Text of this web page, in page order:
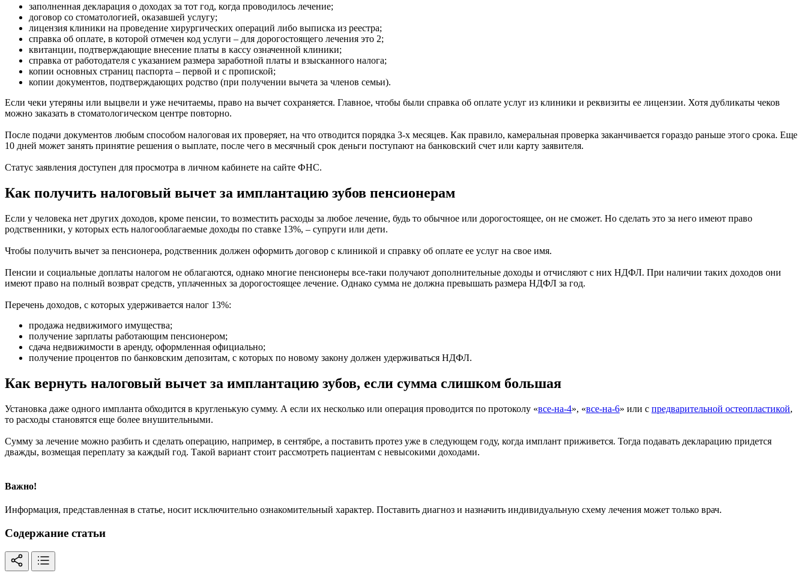
заполненная декларация о доходах за тот год, когда проводилось лечение;
договор со стоматологией, оказавшей услугу;
лицензия клиники на проведение хирургических операций либо выписка из реестра;
справка об оплате, в которой отмечен код услуги – для дорогостоящего лечения это 2;
квитанции, подтверждающие внесение платы в кассу означенной клиники;
справка от работодателя с указанием размера заработной платы и взысканного налога;
копии основных страниц паспорта – первой и с пропиской;
копии документов, подтверждающих родство (при получении вычета за членов семьи).
Если чеки утеряны или выцвели и уже нечитаемы, право на вычет сохраняется. Главное, чтобы были справка об оплате услуг из клиники и реквизиты ее лицензии. Хотя дубликаты чеков
можно заказать в стоматологическом центре повторно.
После подачи документов любым способом налоговая их проверяет, на что отводится порядка 3-х месяцев. Как правило, камеральная проверка заканчивается гораздо раньше этого срока. Еще
10 дней может занять принятие решения о выплате, после чего в месячный срок деньги поступают на банковский счет или карту заявителя.
Статус заявления доступен для просмотра в личном кабинете на сайте ФНС.
Как получить налоговый вычет за имплантацию зубов пенсионерам
Если у человека нет других доходов, кроме пенсии, то возместить расходы за любое лечение, будь то обычное или дорогостоящее, он не сможет. Но сделать это за него имеют право
родственники, у которых есть налогооблагаемые доходы по ставке 13%, – супруги или дети.
Чтобы получить вычет за пенсионера, родственник должен оформить договор с клиникой и справку об оплате ее услуг на свое имя.
Пенсии и социальные доплаты налогом не облагаются, однако многие пенсионеры все-таки получают дополнительные доходы и отчисляют с них НДФЛ. При наличии таких доходов они
имеют право на полный возврат средств, уплаченных за дорогостоящее лечение. Однако сумма не должна превышать размера НДФЛ за год.
Перечень доходов, с которых удерживается налог 13%:
продажа недвижимого имущества;
получение зарплаты работающим пенсионером;
сдача недвижимости в аренду, оформленная официально;
получение процентов по банковским депозитам, с которых по новому закону должен удерживаться НДФЛ.
Как вернуть налоговый вычет за имплантацию зубов, если сумма слишком большая
Установка даже одного импланта обходится в кругленькую сумму. А если их несколько или операция проводится по протоколу «все-на-4», «все-на-6» или с предварительной остеопластикой,
то расходы становятся еще более внушительными.
Сумму за лечение можно разбить и сделать операцию, например, в сентябре, а поставить протез уже в следующем году, когда имплант приживется. Тогда подавать декларацию придется
дважды, возмещая переплату за каждый год. Такой вариант стоит рассмотреть пациентам с невысокими доходами.
Важно!
Информация, представленная в статье, носит исключительно ознакомительный характер. Поставить диагноз и назначить индивидуальную схему лечения может только врач.
Содержание статьи